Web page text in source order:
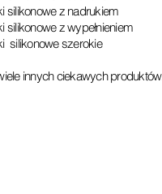
silikonowe z nadrukiem
silikonowe z wypełnieniem
silikonowe szerokie
innych ciekawych